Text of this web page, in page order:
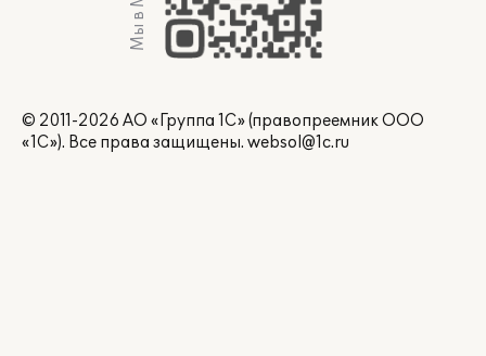
© 2011-2026 АО «Группа 1С» (правопреемник ООО
«1С»). Все права защищены. websol@1c.ru